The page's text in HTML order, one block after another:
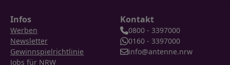
Infos
Werben
Newsletter
Gewinnspielrichtlinie
Jobs für NRW
Kontakt
0800 - 3397000
0160 - 3397000
info@antenne.nrw